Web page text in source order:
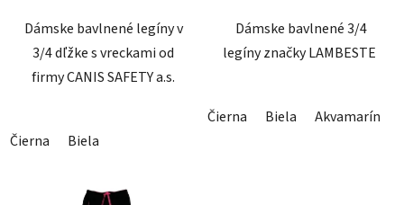
Dámske bavlnené legíny v
3/4 dľžke s vreckami od
firmy CANIS SAFETY a.s.
Čierna Biela
Dámske bavlnené 3/4
legíny značky LAMBESTE
Čierna Biela Akvamarín